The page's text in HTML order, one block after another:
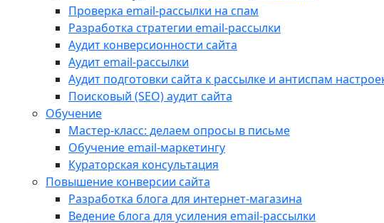
Проверка email-рассылки на спам
Разработка стратегии email-рассылки
Аудит конверсионности сайта
Аудит email-рассылки
Аудит подготовки сайта к рассылке и антиспам
Поисковый (SEO) аудит сайта
Обучение
Мастер-класс: делаем опросы в письме
Обучение email-маркетингу
Кураторская консультация
Повышение конверсии сайта
Разработка блога для интернет-магазина
Ведение блога для усиления email-рассылки